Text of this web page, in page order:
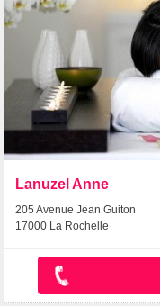
Lanuzel Anne
205 Avenue Jean Guiton
17000 La Rochelle